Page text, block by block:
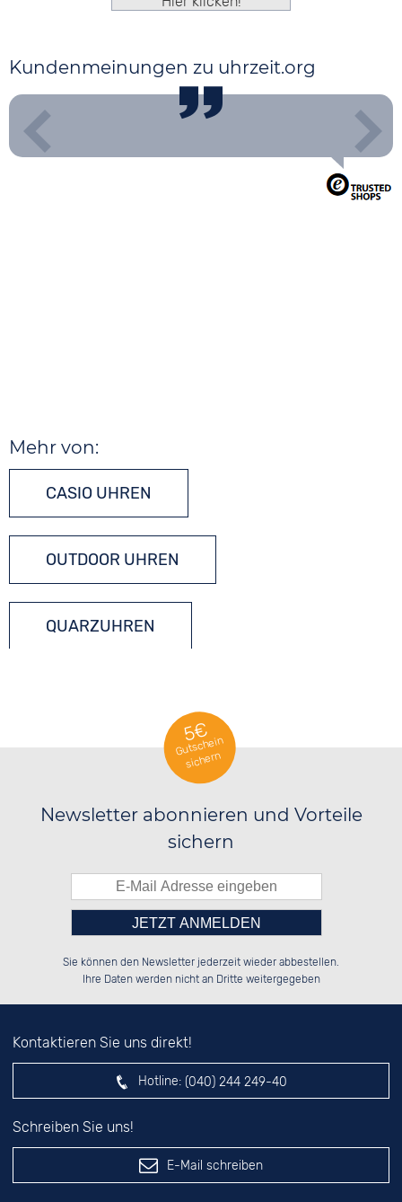
Kundenmeinungen zu uhrzeit.org
Mehr von:
CASIO UHREN
OUTDOOR UHREN
QUARZUHREN
5€
Gutschein
sichern
Newsletter abonnieren und Vorteile
sichern
██░░██░░██░░░░░░██░░██░░██░░░░░░
██████░░██████░░██░░██░░██████░░
░░░░██░░░░░░██░░██░░██░░░░░░██░░
Bitte tragen Sie die Zahl in
das nebenstehende Feld ein.
Sie können den Newsletter jederzeit wieder abbestellen.
Ihre Daten werden nicht an Dritte weitergegeben
Kontaktieren Sie uns direkt!
Hotline: (040) 244 249-40
Schreiben Sie uns!
E-Mail schreiben